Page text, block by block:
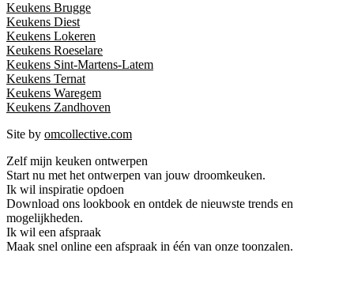
Keukens Brugge
Keukens Diest
Keukens Lokeren
Keukens Roeselare
Keukens Sint-Martens-Latem
Keukens Ternat
Keukens Waregem
Keukens Zandhoven
Site by omcollective.com
Zelf mijn keuken ontwerpen
Start nu met het ontwerpen van jouw droomkeuken.
Ik wil inspiratie opdoen
Download ons lookbook en ontdek de nieuwste trends en
mogelijkheden.
Ik wil een afspraak
Maak snel online een afspraak in één van onze toonzalen.